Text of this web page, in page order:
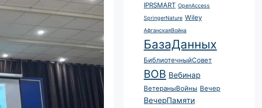
IPRSMART OpenAccess
SpringerNature Wiley
АфганскаяВойна
БазаДанных
БиблиотечныйСовет
ВОВ Вебинар
ВетераныВойны Вечер
ВечерПамяти